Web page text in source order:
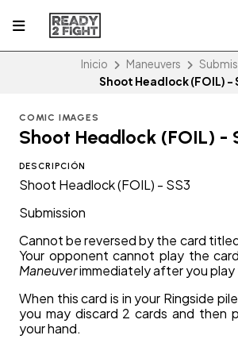
Inicio Maneuvers
Shoot Headlock (FOIL) -
COMIC IMAGES
Shoot Headlock (FOIL) -
DESCRIPCIÓN
Shoot Headlock (FOIL) - SS3
Submission
Cannot be reversed by the card
Your opponent cannot play the
Maneuverimmediately after you play
When this card is in your Ringside
you may discard 2 cards and then
your hand.